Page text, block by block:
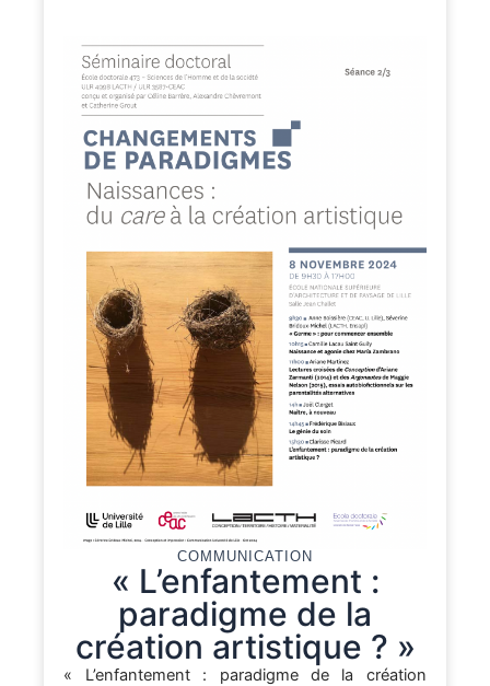
COMMUNICATION
« L’enfantement :
paradigme de la
création artistique ? »
« L’enfantement : paradigme de la création